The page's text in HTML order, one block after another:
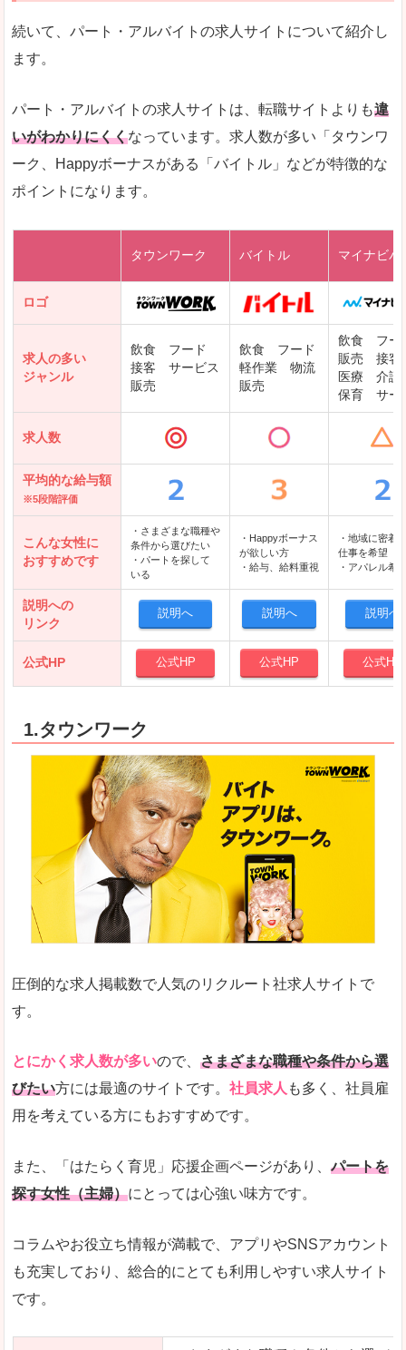
求人を含んだページを見てみる
ファルマスタッフ
薬キャリ(エムスリー)
ファーマキャリア
レバテックキャリア
DODAエンジニア IT
クリーデンス
テンプスタッフ
アパレル転職なび
続いて、パート・アルバイトの求人サイトについて紹介し
ます。
パート・アルバイトの求人サイトは、転職サイトよりも違
いがわかりにくくなっています。求人数が多い「タウンワ
ーク、Happyボーナスがある「バイトル」などが特徴的な
ポイントになります。
タウンワーク バイトル マイナビバ
ロゴ
求人の多い
ジャンル
飲食 フード
接客 サービス
販売
飲食 フード
軽作業 物流
販売
飲食 フー
販売 接客
医療 介護
保育 サー
求人数
平均的な給与額
※5段階評価
こんな女性に
おすすめです
・さまざまな職種や
条件から選びたい
・パートを探して
いる
・Happyボーナス
が欲しい方
・給与、給料重視
・地域に密着
仕事を希望
・アパレル希
説明への
リンク
説明へ 説明へ 説明へ
公式HP 公式HP 公式HP 公式HP
1.タウンワーク
圧倒的な求人掲載数で人気のリクルート社求人サイトで
す。
とにかく求人数が多いので、 さまざまな職種や条件から選
びたい方には最適のサイトです。 社員求人 も多く、社員雇
用を考えている方にもおすすめです。
また、「はたらく育児」応援企画ページがあり、パートを
探す女性（主婦）にとっては心強い味方です。
コラムやお役立ち情報が満載で、アプリやSNSアカウント
も充実しており、総合的にとても利用しやすい求人サイト
です。